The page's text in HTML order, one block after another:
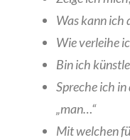
Was kann ich
Wie verleihe
Bin ich
Spreche ich
„man…“
Mit welchen